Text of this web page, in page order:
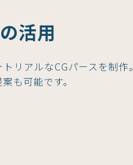
活用
リアルなCGパースを制作。
も可能です。